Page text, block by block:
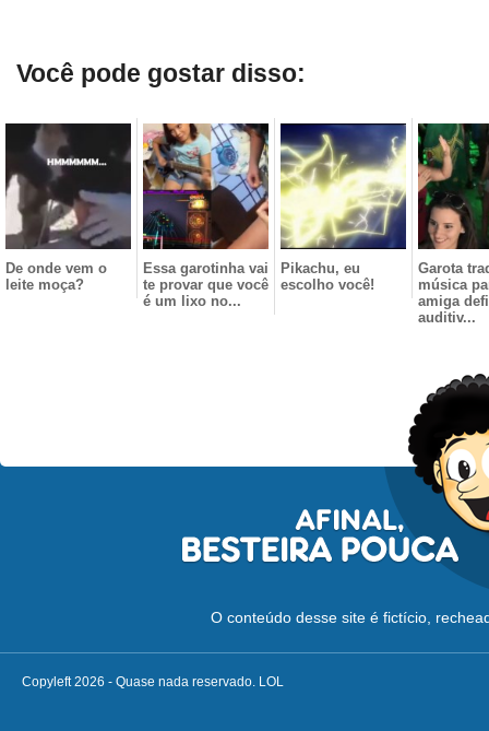
Você pode gostar disso:
De onde vem o
leite moça?
Essa garotinha vai
te provar que você
é um lixo no...
Pikachu, eu
escolho você!
Garota
música
amiga
auditiv...
O conteúdo desse site é fictício,
Copyleft 2026 - Quase nada reservado. LOL